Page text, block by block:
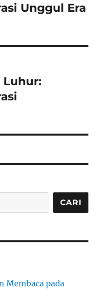
Unggul Era
Luhur:
CARI
Membaca pada